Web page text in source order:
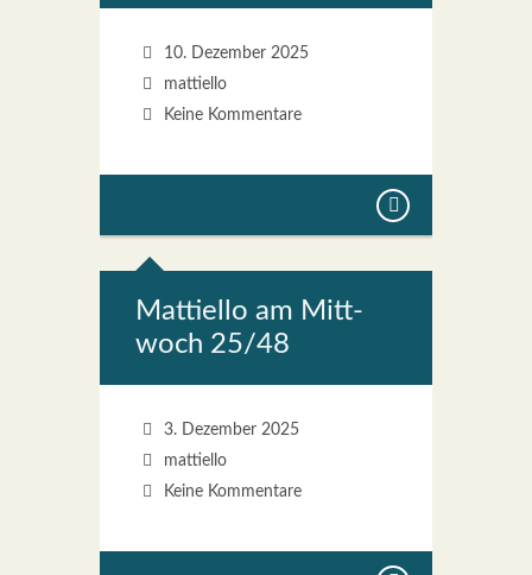
10. Dezember 2025
mattiello
Keine Kommentare
Mat­ti­el­lo am Mitt­
woch 25/48
3. Dezember 2025
mattiello
Keine Kommentare